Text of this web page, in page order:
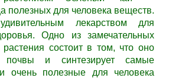
полезных для человека веществ.
лекарством для
Одно из замечательных
растения состоит в том, что оно
почвы и синтезирует самые
очень полезные для человека